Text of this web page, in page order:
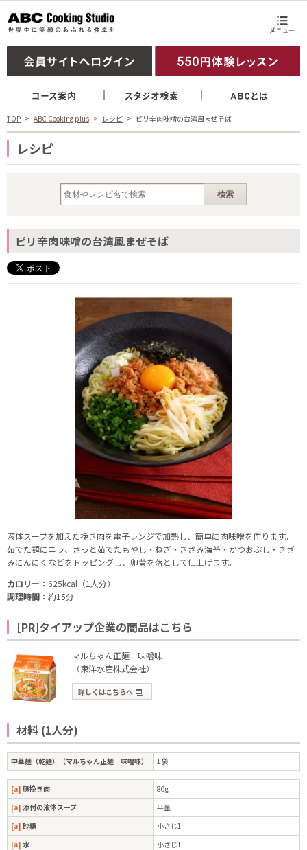
TOP ABC Cooking plus レシピ ピリ辛肉味噌の台湾風まぜそば
レシピ
ピリ辛肉味噌の台湾風まぜそば
液体スープを加えた挽き肉を電子レンジで加熱し、簡単に肉味噌を作ります。
茹でた麺にニラ、さっと茹でたもやし・ねぎ・きざみ海苔・かつおぶし・きざ
みにんにくなどをトッピングし、卵黄を落として仕上げます。
カロリー： 625kcal（1人分）
調理時間： 約15分
[PR]タイアップ企業の商品はこちら
マルちゃん正麺 味噌味
（東洋水産株式会社）
詳しくはこちらへ
材料 (1人分)
中華麺（乾麺）（マルちゃん正麺 味噌味） 1袋
[a] 豚挽き肉
80g
[a] 添付の液体スープ
半量
[a] 砂糖
小さじ1
[a] 水
小さじ1